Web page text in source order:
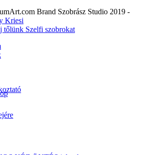
tőlünk Szelfi szobrokat
Brand Szobrász Studio 2019 -
Kriesi